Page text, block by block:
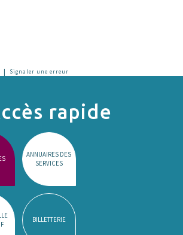
| Signaler une erreur
rapide
ANNUAIRES DES
SERVICES
BILLETTERIE